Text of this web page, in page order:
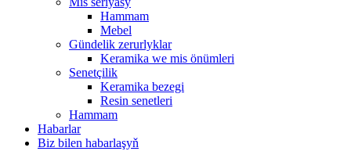
Hammam
Mebel
Gündelik zerurlyklar
Keramika we mis önümleri
Senetçilik
Keramika bezegi
Resin senetleri
Hammam
Habarlar
Biz bilen habarlaşyň